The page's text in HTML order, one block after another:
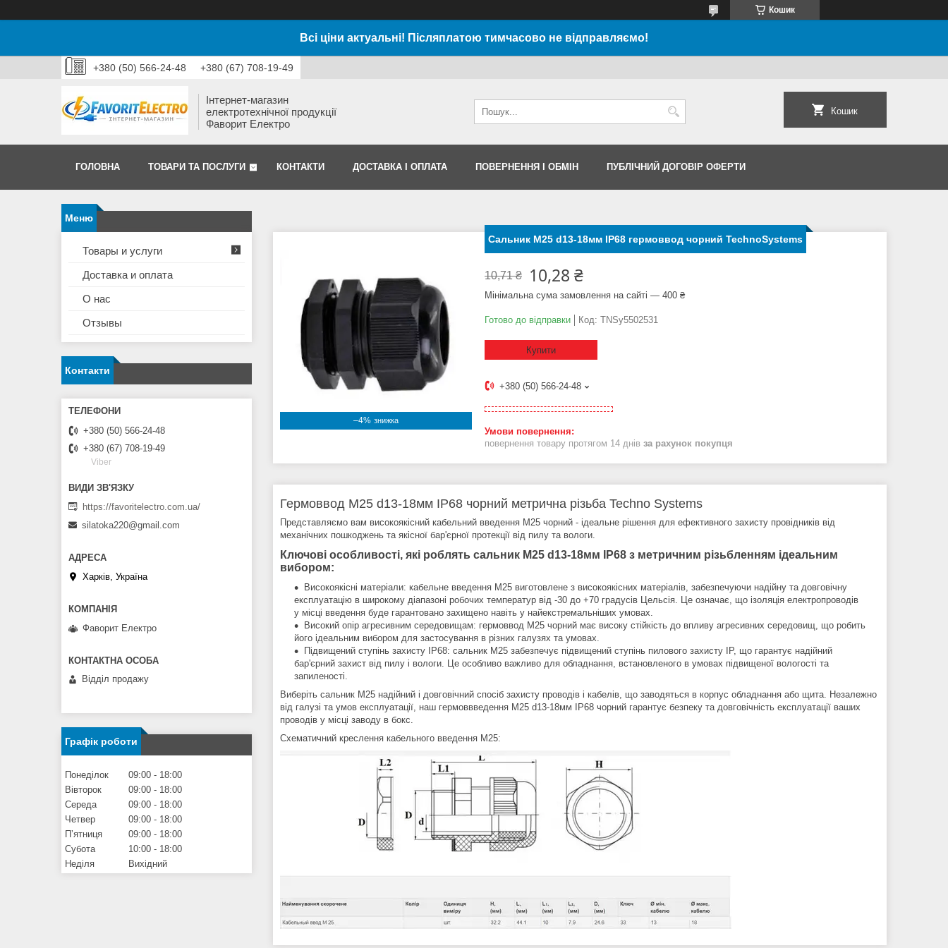
Кошик
Всі ціни актуальні! Післяплатою тимчасово не відправляємо!
+380 (50) 566-24-48 +380 (67) 708-19-49
Інтернет-магазин
електротехнічної продукції
Фаворит Електро
Кошик
ГОЛОВНА ТОВАРИ ТА ПОСЛУГИ КОНТАКТИ ДОСТАВКА І ОПЛАТА ПОВЕРНЕННЯ І ОБМІН ПУБЛІЧНИЙ ДОГОВІР ОФЕРТИ
–4%
Сальник M25 d13-18мм IP68 гермоввод чорний TechnoSystems
10,71 ₴ 10,28 ₴
Мінімальна сума замовлення на сайті — 400 ₴
Готово до відправки Код: TNSy5502531
Купити
+380 (50) 566-24-48
повернення товару протягом 14 днів за рахунок покупця
Гермоввод M25 d13-18мм IP68 чорний метрична різьба Techno Systems
Представляємо вам високоякісний кабельний введення M25 чорний - ідеальне рішення для ефективного захисту провідників від
механічних пошкоджень та якісної бар'єрної протекції від пилу та вологи.
Ключові особливості, які роблять сальник M25 d13-18мм IP68 з метричним різьбленням ідеальним
вибором:
Високоякісні матеріали: кабельне введення M25 виготовлене з високоякісних матеріалів, забезпечуючи надійну та довговічну
експлуатацію в широкому діапазоні робочих температур від -30 до +70 градусів Цельсія. Це означає, що ізоляція електропроводів
у місці введення буде гарантовано захищено навіть у найекстремальніших умовах.
Високий опір агресивним середовищам: гермоввод M25 чорний має високу стійкість до впливу агресивних середовищ, що робить
його ідеальним вибором для застосування в різних галузях та умовах.
Підвищений ступінь захисту IP68: сальник M25 забезпечує підвищений ступінь пилового захисту IP, що гарантує надійний
бар'єрний захист від пилу і вологи. Це особливо важливо для обладнання, встановленого в умовах підвищеної вологості та
запиленості.
Виберіть сальник M25 надійний і довговічний спосіб захисту проводів і кабелів, що заводяться в корпус обладнання або щита. Незалежно
від галузі та умов експлуатації, наш гермоввведення M25 d13-18мм IP68 чорний гарантує безпеку та довговічність експлуатації ваших
проводів у місці заводу в бокс.
Схематичний креслення кабельного введення M25:
Товары и услуги
Доставка и оплата
О нас
Отзывы
Контакти
+380 (50) 566-24-48
+380 (67) 708-19-49
Viber
https://favoritelectro.com.ua/
silatoka220@gmail.com
Харків, Україна
Фаворит Електро
Відділ продажу
Графік роботи
Понеділок 09:00
18:00
Вівторок
09:00
18:00
Середа
09:00
18:00
Четвер
09:00
18:00
Пʼятниця
09:00
18:00
Субота
10:00
18:00
Неділя
Вихідний